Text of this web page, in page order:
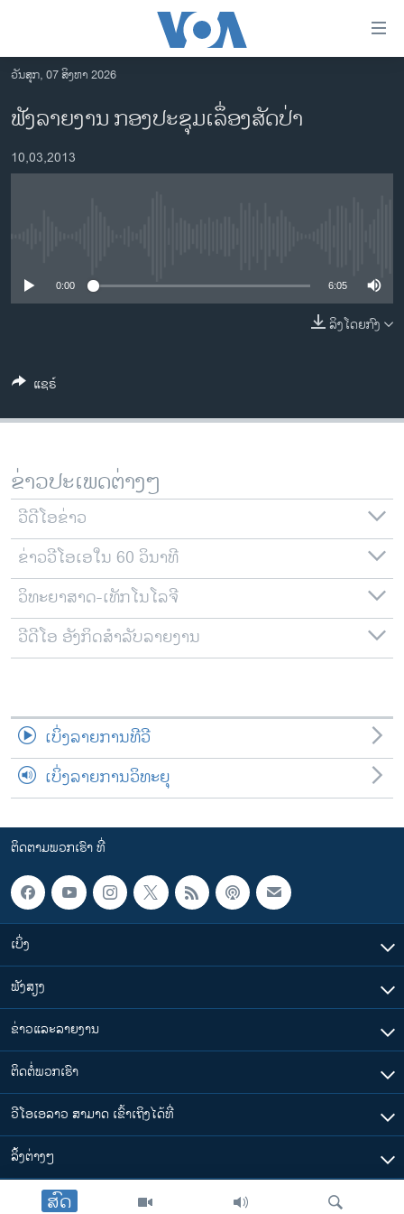
ເຂົ້າ
ຫາ
ຂ້າມ
ຂ້າມ
ຂ້າມ
ລາວ
ອາເມຣິກາ
ເອເຊຍ
ຊຸມຊົນຊາວລາວ
ວິທະຍາສາດ-ເທັກໂນໂລຈີ
ພາສາອັງກິດ
ວີດີໂອ
ສຽງ
ລາຍການກະຈາຍສຽງ
ລາຍງານ
ຕິດຕາມພວກເຮົາ ທີ່
ສົດ
ວັນສຸກ, 07 ສິງຫາ 2026
ຟັງລາຍງານ ກອງປະຊຸມເລຶ່ອງສັດປ່າ
10,03,2013
0:00 6:05
ລິງໂດຍກົງ
ແຊຣ໌
ຂ່າວປະເພດຕ່າງໆ
ວີດີໂອຂ່າວ
ຂ່າວວີໂອເອໃນ 60 ວິນາທີ
ວິທະຍາສາດ-ເທັກໂນໂລຈີ
ວີດີໂອ ອັງກິດສຳລັບລາຍງານ
ເບິ່ງລາຍການທີວີ
ເບິ່ງລາຍການວິທະຍຸ
ຕິດຕາມພວກເຮົາ ທີ່
ເບິ່ງ
ຟັງສຽງ
ຂ່າວແລະລາຍງານ
ຕິດຕໍ່ພວກເຮົາ
ວີໂອເອລາວ ສາມາດ ເຂົ້າເຖິງໄດ້ທີ່
​ລິ້ງ​ຕ່າງໆ
ຕາມເວລາໃນລາວ